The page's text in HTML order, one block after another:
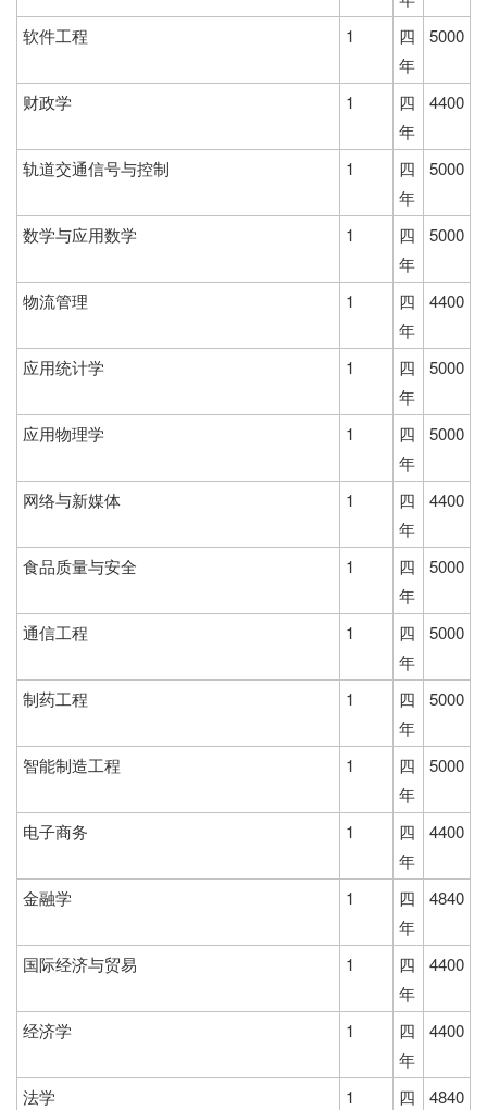
软件工程 1
四
年
5000
财政学 1
四
年
4400
轨道交通信号与控制 1
四
年
5000
数学与应用数学 1
四
年
5000
物流管理 1
四
年
4400
应用统计学 1
四
年
5000
应用物理学 1
四
年
5000
网络与新媒体 1
四
年
4400
食品质量与安全 1
四
年
5000
通信工程 1
四
年
5000
制药工程 1
四
年
5000
智能制造工程 1
四
年
5000
电子商务 1
四
年
4400
金融学 1
四
年
4840
国际经济与贸易 1
四
年
4400
经济学 1
四
年
4400
法学 1
四
4840